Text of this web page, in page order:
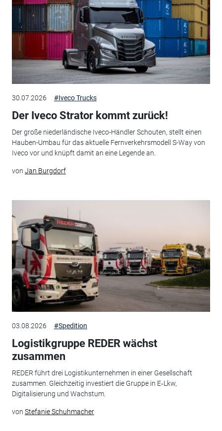
30.07.2026 #Iveco Trucks
Der Iveco Strator kommt zurück!
Der große niederländische Iveco-Händler Schouten, stellt einen
Hauben-Umbau für das aktuelle Fernverkehrsmodell S-Way von
Iveco vor und knüpft damit an eine Legende an.
von Jan Burgdorf
03.08.2026 #Spedition
Logistikgruppe REDER wächst
zusammen
REDER führt drei Logistikunternehmen in einer Gesellschaft
zusammen. Gleichzeitig investiert die Gruppe in E‑Lkw,
Digitalisierung und Wachstum.
von Stefanie Schuhmacher